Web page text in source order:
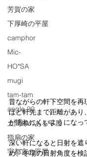
芳賀の家
下厚崎の平屋
camphor
Mic-
HO*SA
mugi
tam-tam
angle 90
土間縁のある平屋
指扇の家
宇都宮の平屋
昔ながらの軒下空間を再
ほど軒先まで距離があり
が濡れにくいようになっ
深い軒になると日射を遮
め、冬場の日射角度を検